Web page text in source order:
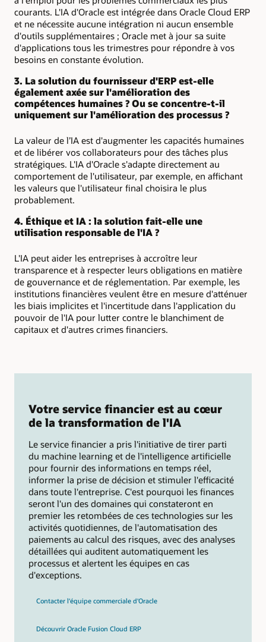
courants. L'IA d'Oracle est intégrée dans Oracle Cloud ERP
et ne nécessite aucune intégration ni aucun ensemble
d'outils supplémentaires ; Oracle met à jour sa suite
d'applications tous les trimestres pour répondre à vos
besoins en constante évolution.
3. La solution du fournisseur d'ERP est-elle
également axée sur l'amélioration des
compétences humaines ? Ou se concentre-t-il
uniquement sur l'amélioration des processus ?
La valeur de l’IA est d'augmenter les capacités humaines
et de libérer vos collaborateurs pour des tâches plus
stratégiques. L'IA d'Oracle s'adapte directement au
comportement de l'utilisateur, par exemple, en affichant
les valeurs que l'utilisateur final choisira le plus
probablement.
4. Éthique et IA : la solution fait-elle une
utilisation responsable de l'IA ?
L'IA peut aider les entreprises à accroître leur
transparence et à respecter leurs obligations en matière
de gouvernance et de réglementation. Par exemple, les
institutions financières veulent être en mesure d'atténuer
les biais implicites et l'incertitude dans l'application du
pouvoir de l'IA pour lutter contre le blanchiment de
capitaux et d'autres crimes financiers.
Votre service financier est au cœur
de la transformation de l'IA
Le service financier a pris l'initiative de tirer parti
du machine learning et de l'intelligence artificielle
pour fournir des informations en temps réel,
informer la prise de décision et stimuler l'efficacité
dans toute l'entreprise. C'est pourquoi les finances
seront l'un des domaines qui constateront en
premier les retombées de ces technologies sur les
activités quotidiennes, de l'automatisation des
paiements au calcul des risques, avec des analyses
détaillées qui auditent automatiquement les
processus et alertent les équipes en cas
d'exceptions.
Contacter l'équipe commerciale d'Oracle
Découvrir Oracle Fusion Cloud ERP